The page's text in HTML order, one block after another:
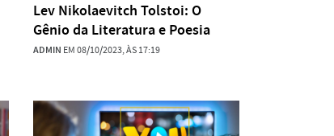
Lev Nikolaevitch Tolstoi: O
Gênio da Literatura e Poesia
ADMIN EM 08/10/2023, ÀS 17:19